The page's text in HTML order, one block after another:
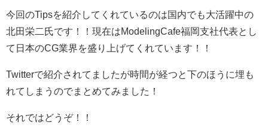
今回のTipsを紹介してくれているのは国内でも大活躍中の
北田栄二氏です！！現在はModelingCafe福岡支社代表とし
て日本のCG業界を盛り上げてくれています！！
Twitterで紹介されてましたが時間が経つと下のほうに埋も
れてしまうのでまとめてみました！
それではどうぞ！！